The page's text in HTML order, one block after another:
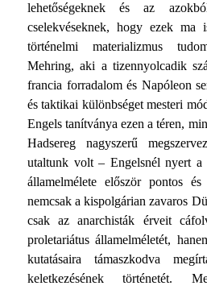
lehetőségeknek és az
cselekvéseknek, hogy ezek ma
történelmi materializmus
Mehring, aki a tizennyolcadik
francia forradalom és Napóleon
és taktikai különbséget mesteri
Engels tanítványa ezen a téren,
Hadsereg nagyszerű
utaltunk volt – Engelsnél nyert a
államelmélete először pontos
nemcsak a kispolgárian zavaros
csak az anarchisták érveit
proletariátus államelméletét,
kutatá­saira támaszkodva
keletkezésének történetét.